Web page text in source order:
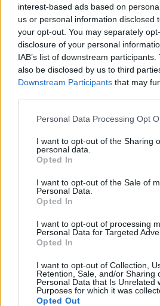
interest-based ads based on
us or personal information disclosed
your opt-out. You may separately
disclosure of your personal
IAB’s list of downstream
also be disclosed by us to third
Downstream Participants that may
Personal Data Processing Opt
I want to opt-out of the Sharing
personal data.
Opted In
I want to opt-out of the Sale of
Personal Data.
Opted In
I want to opt-out of processing
Personal Data for Targeted
Opted In
I want to opt-out of Collection,
Retention, Sale, and/or Sharing
Personal Data that Is Unrelated
Purposes for which it was
Opted Out
Test beta hcg
Witam, chciałabym
w ciążę. Mam nieregularne
stwierdzić czy doszło do
dniu cyklu czy zrobienie
czasie da mi prawdziwy
Ginekologia -
pacjentki
gość
Witam od miesiąca wystaje
myślę że to macica nie mogę
Forum:Ginekologia -
pacjentki